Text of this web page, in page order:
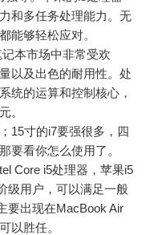
和多任务处理能力。无
能够轻松应对。
本市场中非常受欢
以及出色的耐用性。处
统的运算和控制核心，
。
15寸的i7要强很多，四
要看你怎么使用了。
Core i5处理器，苹果i5
级用户，可以满足一般
要出现在MacBook Air
以胜任。